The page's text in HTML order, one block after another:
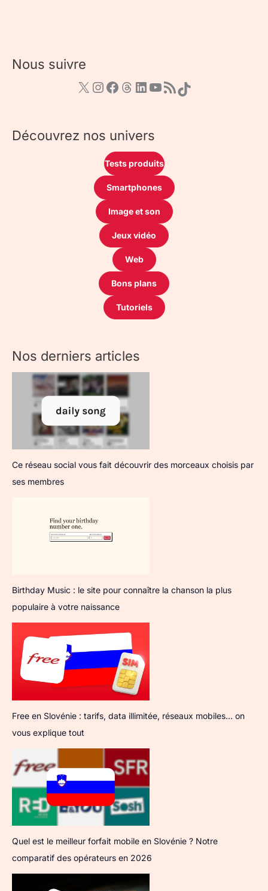
Nous suivre
Découvrez nos univers
Tests produits
Smartphones
Image et son
Jeux vidéo
Web
Bons plans
Tutoriels
Nos derniers articles
Ce réseau social vous fait découvrir des morceaux choisis par
ses membres
Birthday Music : le site pour connaître la chanson la plus
populaire à votre naissance
Free en Slovénie : tarifs, data illimitée, réseaux mobiles… on
vous explique tout
Quel est le meilleur forfait mobile en Slovénie ? Notre
comparatif des opérateurs en 2026